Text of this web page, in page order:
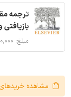
ترجمه
مبلغ: ۱۲۰,۰۰۰ تومان
مشاهده